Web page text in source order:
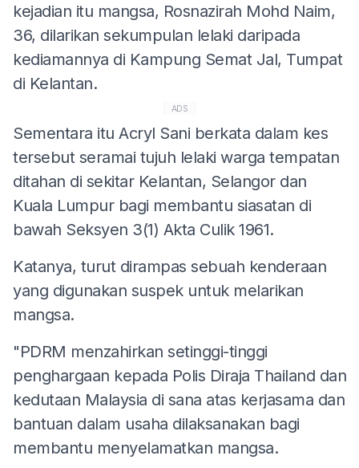
kejadian itu mangsa, Rosnazirah Mohd Naim,
36, dilarikan sekumpulan lelaki daripada
kediamannya di Kampung Semat Jal, Tumpat
di Kelantan.
ADS
Sementara itu Acryl Sani berkata dalam kes
tersebut seramai tujuh lelaki warga tempatan
ditahan di sekitar Kelantan, Selangor dan
Kuala Lumpur bagi membantu siasatan di
bawah Seksyen 3(1) Akta Culik 1961.
Katanya, turut dirampas sebuah kenderaan
yang digunakan suspek untuk melarikan
mangsa.
"PDRM menzahirkan setinggi-tinggi
penghargaan kepada Polis Diraja Thailand dan
kedutaan Malaysia di sana atas kerjasama dan
bantuan dalam usaha dilaksanakan bagi
membantu menyelamatkan mangsa.